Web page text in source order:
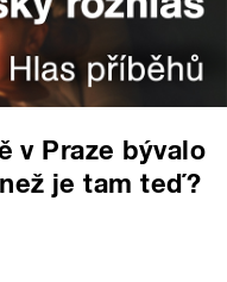
v Praze bývalo
je tam teď?